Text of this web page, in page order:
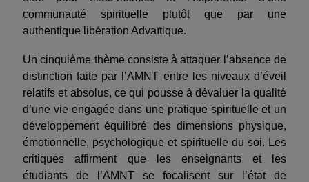
communauté spirituelle plutôt que par une
authentique libération Advaïtique.
Un cinquième thème consiste à attaquer l’absence de
distinction faite par l’AMNT entre les niveaux d’éveil
relatifs et absolus, ce qui pousse à dévaluer la qualité
d’une vie engagée dans une pratique spirituelle et un
développement équilibré des dimensions physique,
émotionnelle, psychologique et spirituelle du soi. Les
critiques affirment que les enseignants et les
étudiants de l’AMNT se focalisent sur l’état de